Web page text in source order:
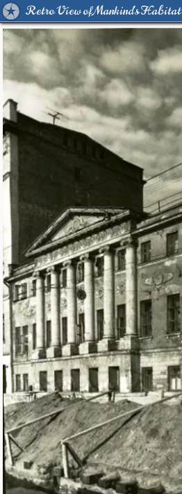
Retro View of Mankind's Habitat